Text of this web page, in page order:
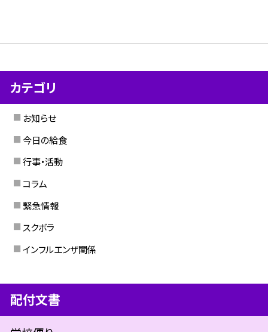
カテゴリ
お知らせ
今日の給食
行事・活動
コラム
緊急情報
スクボラ
インフルエンザ関係
配付文書